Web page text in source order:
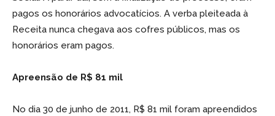
pagos os honorários advocatícios. A verba pleiteada à
Receita nunca chegava aos cofres públicos, mas os
honorários eram pagos.
Apreensão de R$ 81 mil
No dia 30 de junho de 2011, R$ 81 mil foram apreendidos